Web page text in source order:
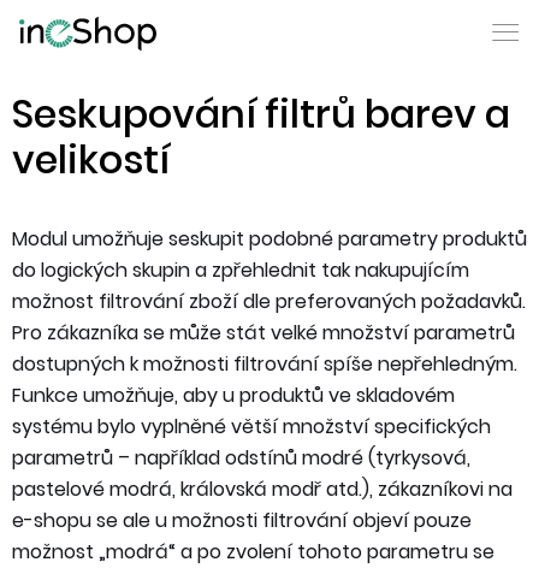
Seskupování filtrů barev a
velikostí
Modul umožňuje seskupit podobné parametry produktů
do logických skupin a zpřehlednit tak nakupujícím
možnost filtrování zboží dle preferovaných požadavků.
Pro zákazníka se může stát velké množství parametrů
dostupných k možnosti filtrování spíše nepřehledným.
Funkce umožňuje, aby u produktů ve skladovém
systému bylo vyplněné větší množství specifických
parametrů – například odstínů modré (tyrkysová,
pastelové modrá, královská modř atd.), zákazníkovi na
e-shopu se ale u možnosti filtrování objeví pouze
možnost „modrá“ a po zvolení tohoto parametru se